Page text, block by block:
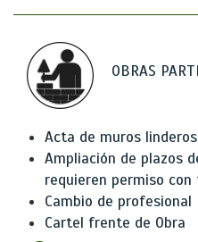
OBRAS
Acta de muros linderos
Ampliación de plazos
requieren permiso
Cambio de profesional
Cartel frente de Obra